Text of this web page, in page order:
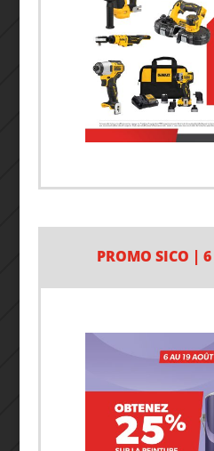
PROMO SICO |